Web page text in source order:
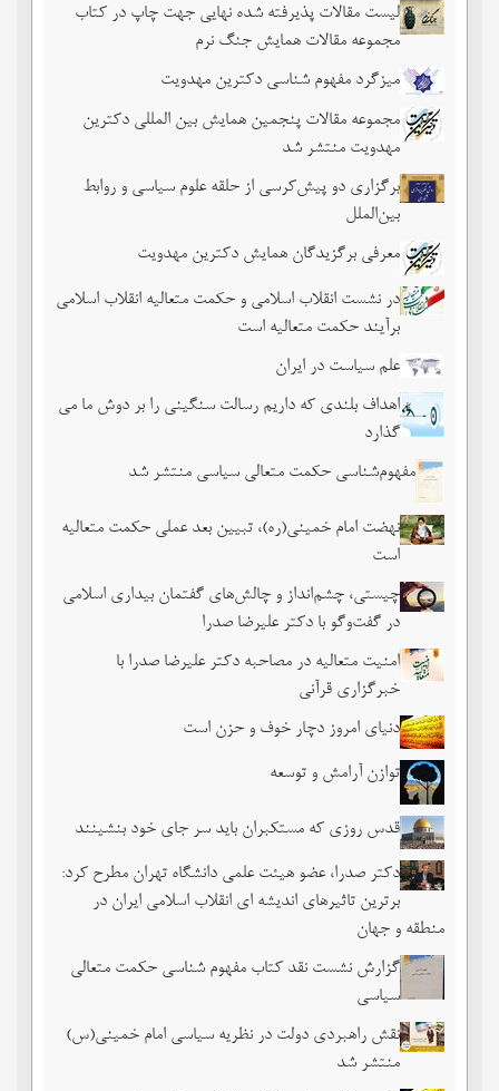
لیست مقالات پذیرفته شده نهایی جهت چاپ در کتاب
مجموعه مقالات همایش جنگ نرم
میزگرد مفهوم شناسی دکترین مهدویت
مجموعه مقالات پنجمین همایش بین المللی دکترین
مهدویت منتشر شد
برگزاری دو پیش‌کرسی از حلقه علوم سیاسی و روابط
بین‌الملل
معرفی برگزیدگان همایش دکترین مهدویت
در نشست انقلاب اسلامی و حکمت متعالیه انقلاب اسلامی
برآیند حکمت متعالیه است
علم سیاست در ایران
اهداف بلندی که داریم رسالت سنگینی را بر دوش ما می
گذارد
مفهوم‌شناسی حکمت متعالی سیاسی منتشر شد
نهضت امام خمینی(ره)، تبیین بعد عملی حکمت متعالیه
است
چیستی، چشم‌انداز و چالش‌های گفتمان بیداری اسلامی
در گفت‌وگو با دکتر علیرضا صدرا
امنیت متعالیه در مصاحبه دکتر علیرضا صدرا با
خبرگزاری قرآنی
دنیای امروز دچار خوف و حزن است
توازن آرامش و توسعه
قدس روزی که مستکبران باید سر جای خود بنشینند
دکتر صدرا، عضو هیئت علمی دانشگاه تهران مطرح کرد:
برترین تاثیرهای اندیشه ای انقلاب اسلامی ایران در
منطقه و جهان
گزارش نشست نقد کتاب مفهوم شناسی حکمت متعالی
سیاسی
نقش راهبردی دولت در نظریه سیاسی امام خمینی(س)
منتشر شد